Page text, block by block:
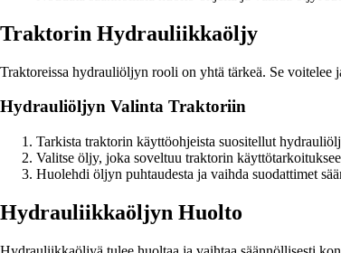
Traktorin Hydrauliikkaöljy
Traktoreissa hydrauliöljyn rooli on yhtä tärkeä. Se
Hydrauliöljyn Valinta Traktoriin
Tarkista traktorin käyttöohjeista suositellut
Valitse öljy, joka soveltuu traktorin
Huolehdi öljyn puhtaudesta ja vaihda suodattimet
Hydrauliikkaöljyn Huolto